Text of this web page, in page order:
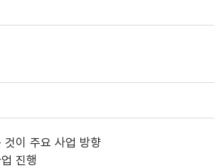
것이 주요 사업 방향
진행